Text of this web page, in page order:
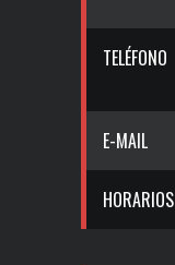
TELÉFONO
E-MAIL
HORARIOS